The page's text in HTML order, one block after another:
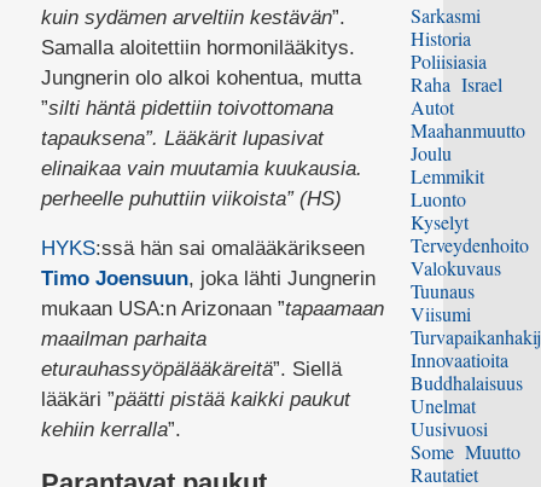
kuin sydämen arveltiin kestävän”.
Samalla aloitettiin hormonilääkitys.
Jungnerin olo alkoi kohentua, mutta
”silti häntä pidettiin toivottomana
tapauksena”. Lääkärit lupasivat
elinaikaa vain muutamia kuukausia.
perheelle puhuttiin viikoista” (HS)
HYKS:ssä hän sai omalääkärikseen
Timo Joensuun, joka lähti Jungnerin
mukaan USA:n Arizonaan ”tapaamaan
maailman parhaita
eturauhassyöpälääkäreitä”. Siellä
lääkäri ”päätti pistää kaikki paukut
kehiin kerralla”.
Sarkasmi
Historia
Poliisiasia
Raha Israel
Autot
Maahanmuutto
Joulu
Lemmikit
Luonto
Kyselyt
Terveydenhoito
Valokuvaus
Tuunaus
Viisumi
Innovaatioita
Buddhalaisuus
Unelmat
Uusivuosi
Some Muutto
Rautatiet